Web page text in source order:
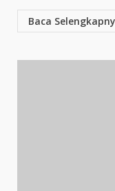
Baca